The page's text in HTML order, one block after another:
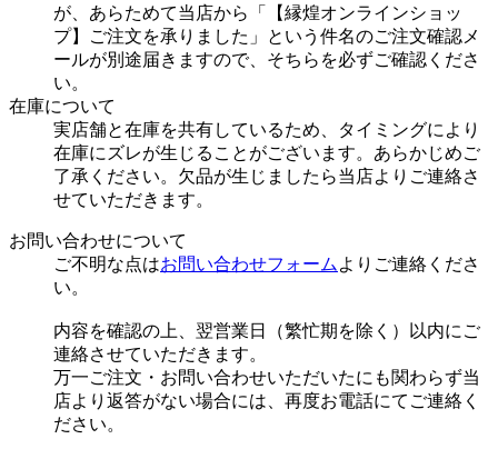
が、あらためて当店から「【縁煌オンラインショッ
プ】ご注文を承りました」という件名のご注文確認メ
ールが別途届きますので、そちらを必ずご確認くださ
い。
在庫について
実店舗と在庫を共有しているため、タイミングにより
在庫にズレが生じることがございます。あらかじめご
了承ください。欠品が生じましたら当店よりご連絡さ
せていただきます。
お問い合わせについて
ご不明な点はお問い合わせフォーム よりご連絡くださ
い。
内容を確認の上、翌営業日（繁忙期を除く）以内にご
連絡させていただきます。
万一ご注文・お問い合わせいただいたにも関わらず当
店より返答がない場合には、再度お電話にてご連絡く
ださい。